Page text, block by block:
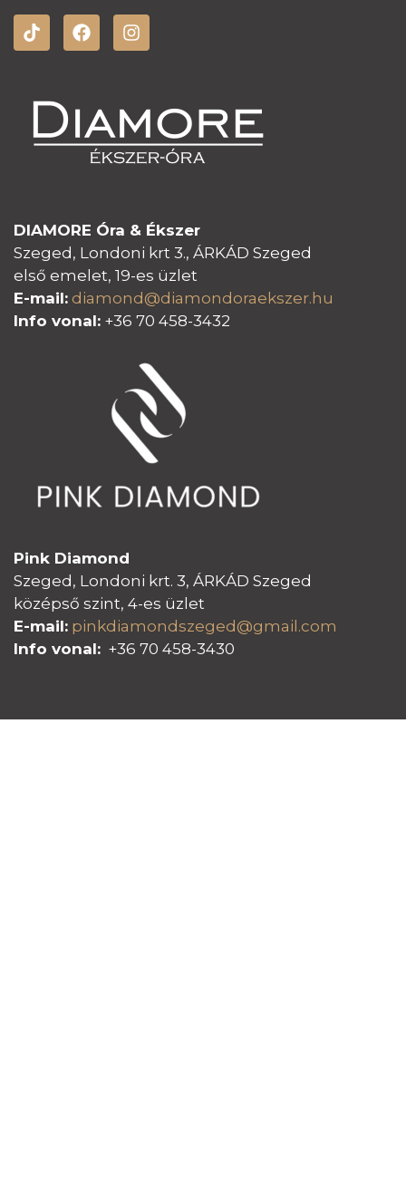
DIAMORE Óra & Ékszer
Szeged, Londoni krt 3., ÁRKÁD Szeged
első emelet, 19-es üzlet
E-mail: diamond@diamondoraekszer.hu
Info vonal: +36 70 458-3432
Pink Diamond
Szeged, Londoni krt. 3, ÁRKÁD Szeged
középső szint, 4-es üzlet
E-mail: pinkdiamondszeged@gmail.com
Info vonal: +36 70 458-3430